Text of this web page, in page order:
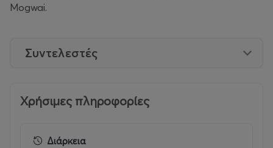
Mogwai.
Συντελεστές
Χρήσιμες πληροφορίες
Διάρκεια